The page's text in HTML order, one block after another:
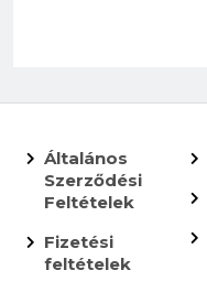
Általános
Szerződési
Feltételek
Fizetési
feltételek